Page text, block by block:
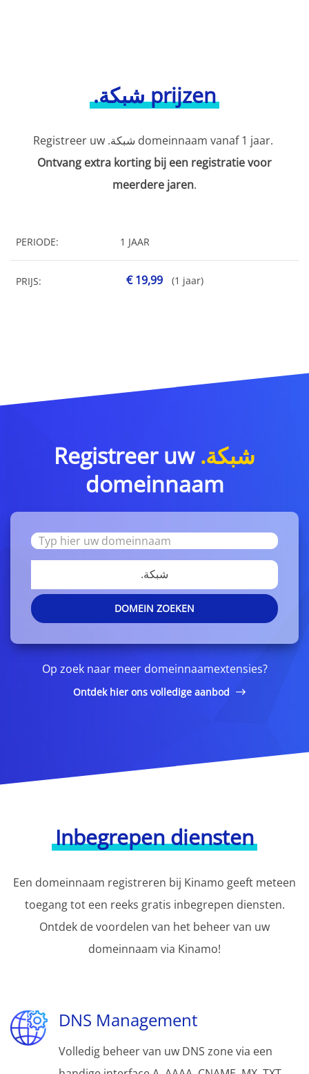
.شبكة prijzen
Registreer uw .شبكة domeinnaam vanaf 1 jaar.
Ontvang extra korting bij een registratie voor
meerdere jaren.
PERIODE: 1 JAAR
PRIJS: € 19,99 (1 jaar)
Registreer uw .شبكة
domeinnaam
.شبكة
DOMEIN ZOEKEN
Op zoek naar meer domeinnaamextensies?
Ontdek hier ons volledige aanbod
Inbegrepen diensten
Een domeinnaam registreren bij Kinamo geeft meteen
toegang tot een reeks gratis inbegrepen diensten.
Ontdek de voordelen van het beheer van uw
domeinnaam via Kinamo!
DNS Management
Volledig beheer van uw DNS zone via een